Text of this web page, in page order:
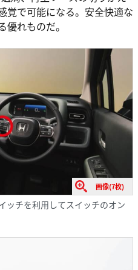
覚で可能になる。安全快適な
優れものだ。
画像(7枚)
ッチを利用してスイッチのオン